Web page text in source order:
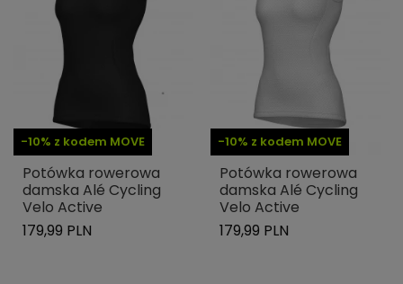
-10% z kodem MOVE
Potówka rowerowa
damska Alé Cycling
Velo Active
179,99 PLN
-10% z kodem MOVE
Potówka rowerowa
damska Alé Cycling
Velo Active
179,99 PLN